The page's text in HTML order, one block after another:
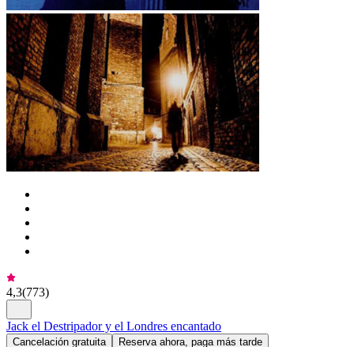
4,3(773)
Jack el Destripador y el Londres encantado
Cancelación gratuita Reserva ahora, paga más tarde